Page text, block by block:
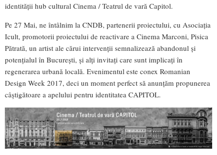
identității hub cultural Cinema / Teatrul de vară Capitol.
Pe 27 Mai, ne întâlnim la CNDB, partenerii proiectului, cu Asociația
Icult, promotorii proiectului de reactivare a Cinema Marconi, Pisica
Pătrată, un artist ale cărui intervenții semnalizează abandonul și
potențialul în București, și alți invitați care sunt implicați în
regenerarea urbană locală. Evenimentul este conex Romanian
Design Week 2017, deci un moment perfect să anunțăm propunerea
câștigătoare a apelului pentru identitatea CAPITOL.